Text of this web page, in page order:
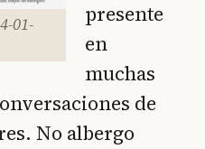
01-
presente
en
muchas
de
No albergo